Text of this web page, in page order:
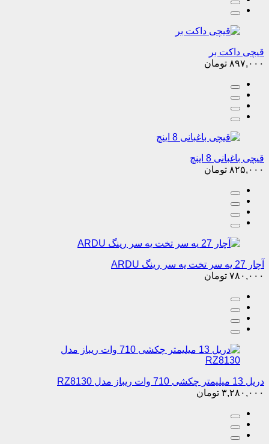
قیچی داکت بر
۸۹۷,۰۰۰ تومان
قیچی باغبانی 8 اینچ
۸۲۵,۰۰۰ تومان
آچار 27 یه سر تخت یه سر رینگ ARDU
۷۸۰,۰۰۰ تومان
دریل 13 میلیمتر چکشی 710 وات ریباز مدل RZ8130
۳,۲۸۰,۰۰۰ تومان